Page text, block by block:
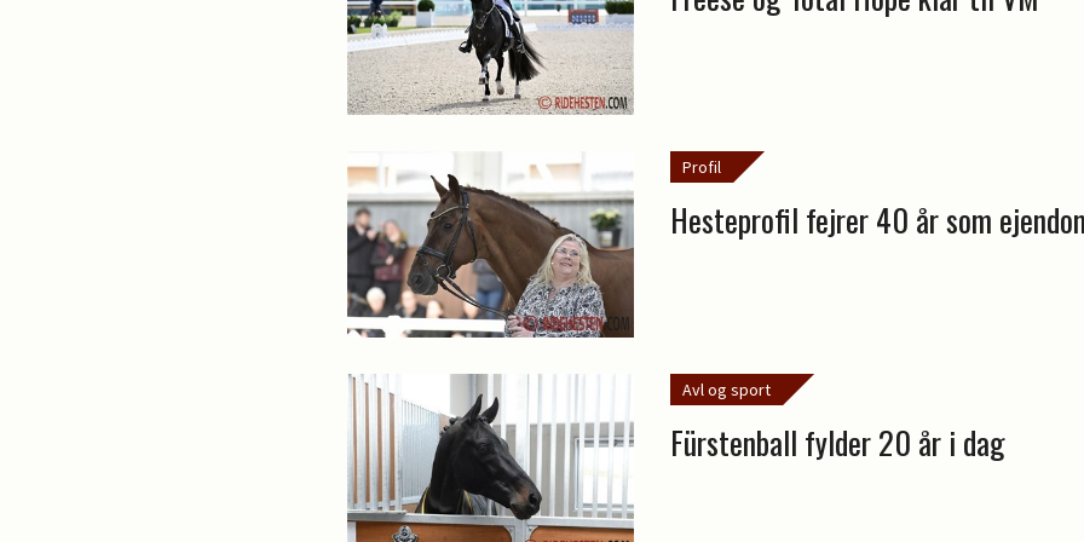
Profil
Hesteprofil fejrer 40 år som
Avl og sport
Fürstenball fylder 20 år i dag